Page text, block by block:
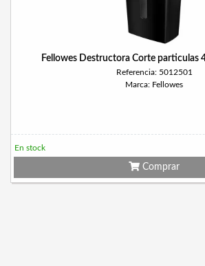
Fellowes Destructora Corte particulas
Referencia: 5012501
Marca: Fellowes
En stock
Comprar